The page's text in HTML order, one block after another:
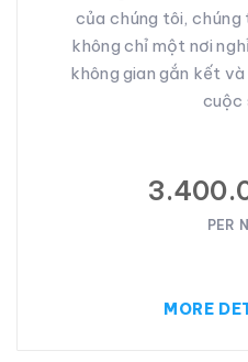
của chúng tôi, chúng
không chỉ một nơi
không gian gắn kết
cuộc
PER
MORE